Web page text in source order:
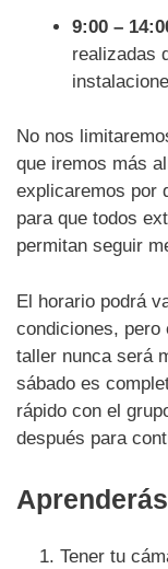
9:00 –
realizadas
No nos
que iremos más
explicaremos por
para que todos
permitan seguir
El horario podrá
condiciones, pero
taller nunca será
sábado es
rápido con el
después para
Tener tu